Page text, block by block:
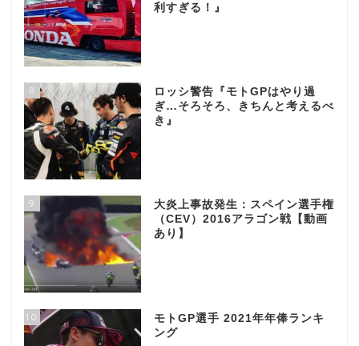
利すぎる！』
8
ロッシ警告『モトGPはやり過
ぎ…そろそろ、きちんと考えるべ
き』
9
大炎上事故発生：スペイン選手権
（CEV）2016アラゴン戦【動画
あり】
10
モトGP選手 2021年年俸ランキ
ング